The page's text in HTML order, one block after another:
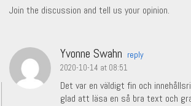
Join the discussion and tell us your opinion.
Yvonne Swahn reply
2020-10-14 at 08:51
Det var en väldigt fin och
glad att läsa en så bra text och